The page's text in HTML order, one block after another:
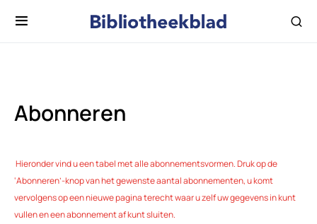
Abonneren
Hieronder vind u een tabel met alle abonnementsvormen. Druk op de
‘Abonneren’-knop van het gewenste aantal abonnementen, u komt
vervolgens op een nieuwe pagina terecht waar u zelf uw gegevens in kunt
vullen en een abonnement af kunt sluiten.